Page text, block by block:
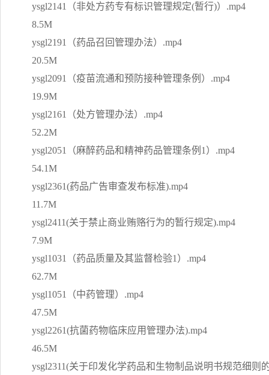
ysgl2141（非处方药专有标识管理规定(暂行)）.mp4
8.5M
ysgl2191（药品召回管理办法）.mp4
20.5M
ysgl2091（疫苗流通和预防接种管理条例）.mp4
19.9M
ysgl2161（处方管理办法）.mp4
52.2M
ysgl2051（麻醉药品和精神药品管理条例1）.mp4
54.1M
ysgl2361(药品广告审查发布标准).mp4
11.7M
ysgl2411(关于禁止商业贿赂行为的暂行规定).mp4
7.9M
ysgl1031（药品质量及其监督检验1）.mp4
62.7M
ysgl1051（中药管理）.mp4
47.5M
ysgl2261(抗菌药物临床应用管理办法).mp4
46.5M
ysgl2311(关于印发化学药品和生物制品说明书规范细则